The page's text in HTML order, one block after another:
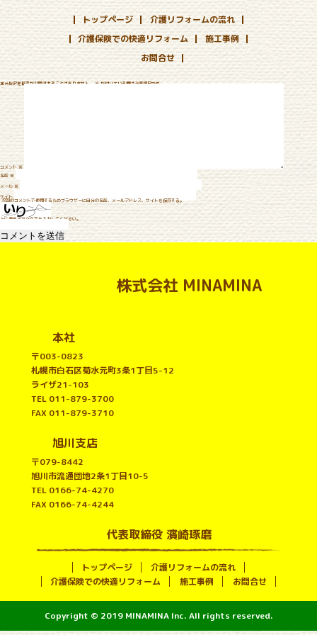
トップページ
介護リフォームの流れ
介護保険での快適リフォーム
施工事例
お問合せ
コメントを残す
メールアドレスが公開されることはありません。 ※が付いている欄は必須項目です
コメント ※
名前 ※
メール ※
サイト
次回のコメントで使用するためブラウザーに自分の名前、メールアドレス、サイトを保存する。
上に表示された文字を入力してください。
株式会社 MINAMINA
本社
〒003-0823
札幌市白石区菊水元町3条1丁目5-12
ライザ21-103
TEL 011-879-3700
FAX 011-879-3710
旭川支店
〒079-8442
旭川市流通団地2条1丁目10-5
TEL 0166-74-4270
FAX 0166-74-4244
代表取締役 濱崎琢磨
トップページ
介護リフォームの流れ
介護保険での快適リフォーム
施工事例 お問合せ
Copyright © 2019 MINAMINA Inc. All rights reserved.